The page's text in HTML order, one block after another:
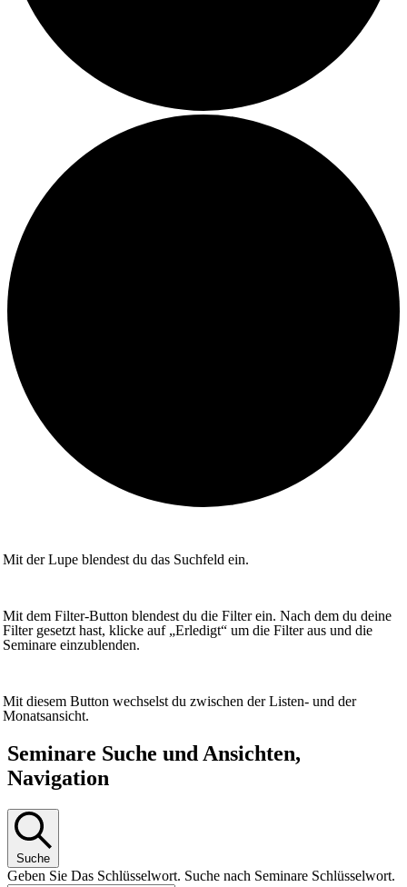
Mit der Lupe blendest du das Suchfeld ein.
Mit dem Filter-Button blendest du die Filter ein. Nach dem du deine
Filter gesetzt hast, klicke auf „Erledigt“ um die Filter aus und die
Seminare einzublenden.
Mit diesem Button wechselst du zwischen der Listen- und der
Monatsansicht.
Seminare
Seminare Suche und Ansichten,
Navigation
Suche
Geben Sie Das Schlüsselwort. Suche nach Seminare Schlüsselwort.